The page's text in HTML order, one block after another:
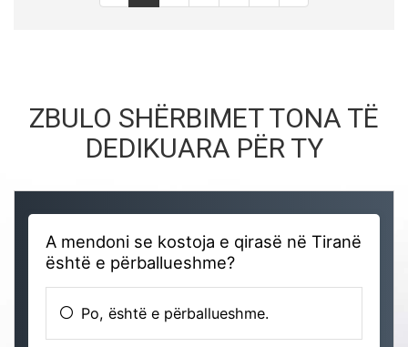
ZBULO SHËRBIMET TONA TË
DEDIKUARA PËR TY